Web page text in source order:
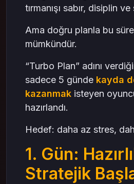
5. Gün: LP Artışını
Rutin Oluştur – Her Gün
Küçük Hedeflerle Büyü
SoloQ’da Gerçek Güç: Bilgi
Bilgi = Kazanma Oranı
Odak = Performans
RP Satın Alarak
tırmanışı sabır, disiplin
Ama doğru planla bu
mümkündür.
“Turbo Plan” adını
sadece 5 günde kayda
kazanmak isteyen
hazırlandı.
Hedef: daha az stres,
1. Gün:
Stratejik